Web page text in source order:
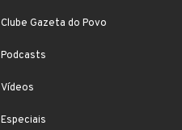
Clube Gazeta do Povo
Podcasts
Vídeos
Especiais